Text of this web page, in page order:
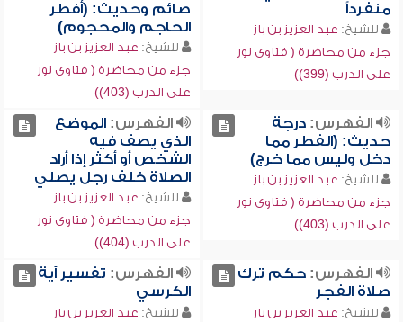
منفرداً
للشيخ: عبد العزيز بن باز
جزء من محاضرة ( فتاوى نور
على الدرب (399))
صائم وحديث: (أفطر
الحاجم والمحجوم)
للشيخ: عبد العزيز بن باز
جزء من محاضرة ( فتاوى نور
على الدرب (403))
الفهرس:درجة
حديث: (الفطر مما
دخل وليس مما خرج)
للشيخ: عبد العزيز بن باز
جزء من محاضرة ( فتاوى نور
على الدرب (403))
الفهرس:الموضع
الذي يصف فيه
الشخص أو أكثر إذا أراد
الصلاة خلف رجل يصلي
للشيخ: عبد العزيز بن باز
جزء من محاضرة ( فتاوى نور
على الدرب (404))
الفهرس:حكم ترك
صلاة الفجر
للشيخ: عبد العزيز بن باز
الفهرس: تفسير آية
الكرسي
للشيخ: عبد العزيز بن باز